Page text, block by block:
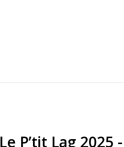
Le P’tit Lag 2025